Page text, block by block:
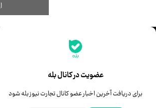
عضویت در کانال بله
برای دریافت آخرین اخبار عضو کانال تجارت نیوز بله شود
جدیدترین قیمت‌ها
قیمت درهم